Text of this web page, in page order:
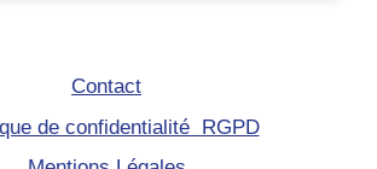
Contact
de confidentialité RGPD